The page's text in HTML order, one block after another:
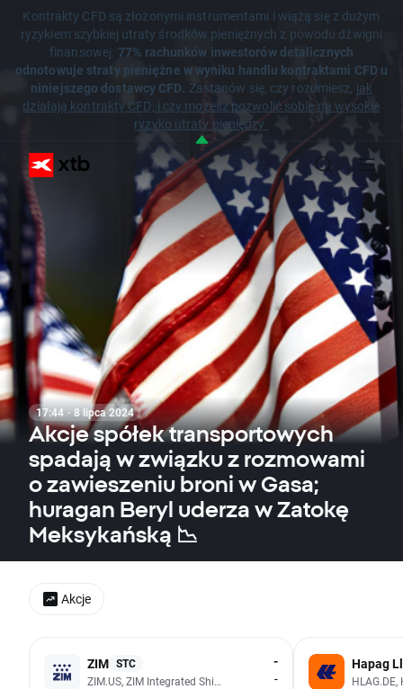
Kontrakty CFD są złożonymi instrumentami i wiążą się z dużym
ryzykiem szybkiej utraty środków pieniężnych z powodu dźwigni
finansowej.77% rachunków inwestorów detalicznych
odnotowuje straty pieniężne w wyniku handlu kontraktami CFD u
niniejszego dostawcy CFD. Zastanów się, czy rozumiesz, jak
działają kontrakty CFD, i czy możesz pozwolić sobie na wysokie
ryzyko utraty pieniędzy.
17:44 · 8 lipca 2024
Akcje spółek transportowych
spadają w związku z rozmowami
o zawieszeniu broni w Gasa;
huragan Beryl uderza w Zatokę
Meksykańską 📉
ZIM STC
ZIM.US, ZIM Integrated Shipping Services Ltd
-
-
Hapag
Akcje